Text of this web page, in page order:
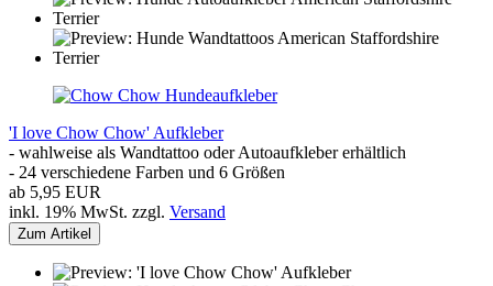
'I love Chow Chow' Aufkleber
- wahlweise als Wandtattoo oder Autoaufkleber erhältlich
- 24 verschiedene Farben und 6 Größen
ab 5,95 EUR
inkl. 19% MwSt. zzgl. Versand
Zum Artikel